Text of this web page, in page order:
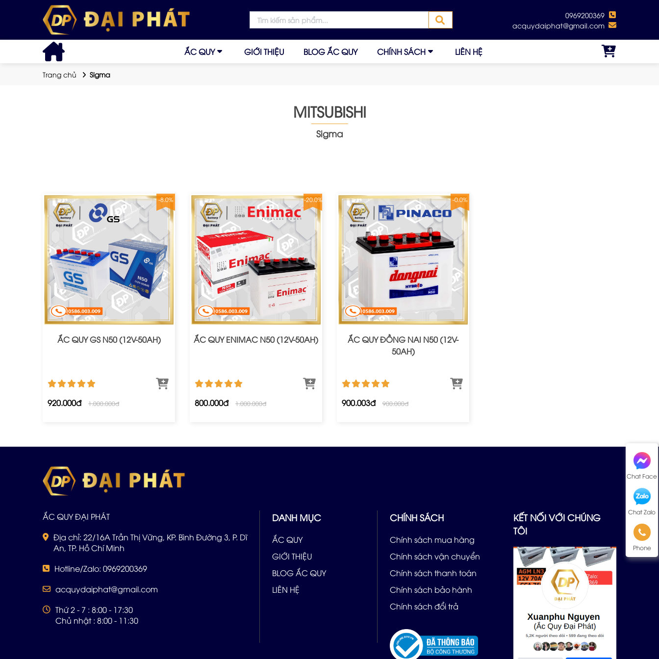
0969200369
acquydaiphat@gmail.com
ẮC QUY GIỚI THIỆU BLOG ẮC QUY CHÍNH SÁCH LIÊN HỆ
Chat Face
Chat Zalo
Phone
Trang chủ Sigma
MITSUBISHI
Sigma
-8.0%
ẮC QUY GS N50 (12V-50AH)
920.000đ 1.000.000đ
-20.0%
ẮC QUY ENIMAC N50 (12V-50AH)
800.000đ 1.000.000đ
-0.0%
ẮC QUY ĐỒNG NAI N50 (12V-
50AH)
900.003đ 900.000đ
ẮC QUY ĐẠI PHÁT
Địa chỉ: 22/16A Trần Thị Vững, KP. Bình Đường 3, P. Dĩ
An, TP. Hồ Chí Minh
Hotline/Zalo: 0969200369
acquydaiphat@gmail.com
Thứ 2 - 7 : 8:00 - 17:30
Chủ nhật : 8:00 - 11:30
DANH MỤC
ẮC QUY
GIỚI THIỆU
BLOG ẮC QUY
LIÊN HỆ
CHÍNH SÁCH
Chính sách mua hàng
Chính sách vận chuyển
Chính sách thanh toán
Chính sách bảo hành
Chính sách đổi trả
KẾT NỐI VỚI CHÚNG
TÔI